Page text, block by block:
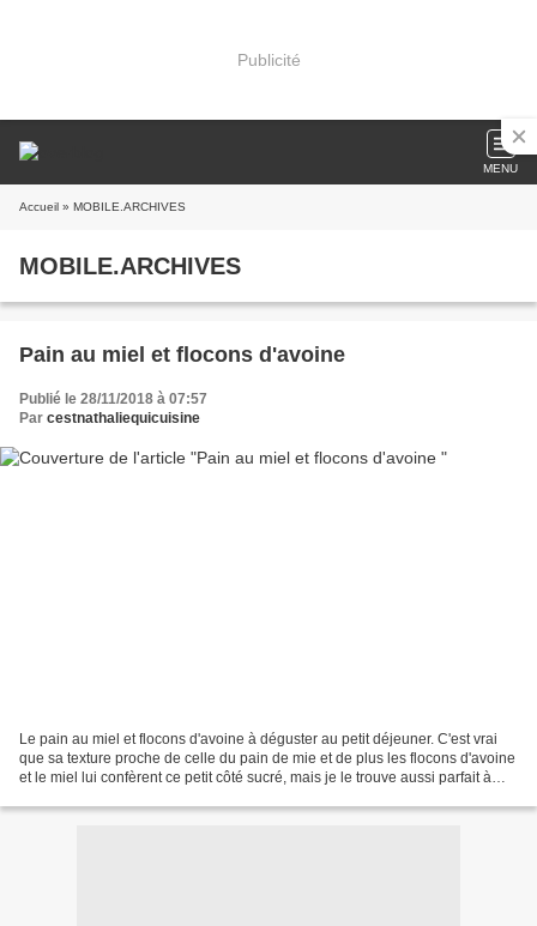
Publicité
MENU
Accueil » MOBILE.ARCHIVES
MOBILE.ARCHIVES
Pain au miel et flocons d'avoine
Publié le 28/11/2018 à 07:57
Par cestnathaliequicuisine
Le pain au miel et flocons d'avoine à déguster au petit déjeuner. C'est vrai
que sa texture proche de celle du pain de mie et de plus les flocons d'avoine
et le miel lui confèrent ce petit côté sucré, mais je le trouve aussi parfait à